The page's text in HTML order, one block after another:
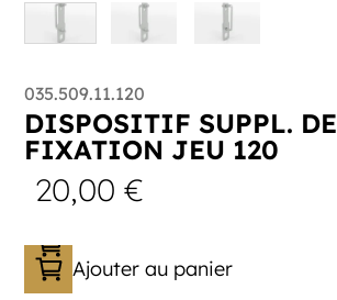
035.509.11.120
DISPOSITIF SUPPL. DE
FIXATION JEU 120
20,00€
Ajouter au panier